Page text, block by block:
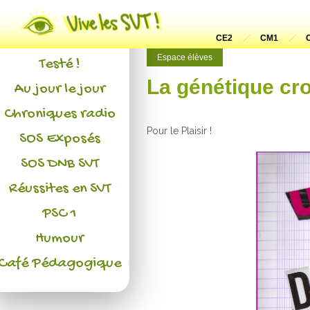
CE2 CM1
Espace élèves
La génétique
Pour le Plaisir !
Actualités
L'association
Testé !
Au jour le jour
Chroniques radio
SOS Exposés
SOS DNB SVT
Réussites en SVT
PSC 1
Humour
Pédagogique